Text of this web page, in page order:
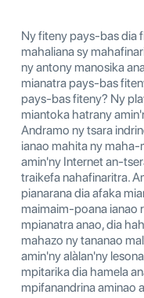
Ny fiteny pays-bas dia
mahaliana sy
ny antony manosika
mianatra pays-bas
pays-bas fiteny? Ny
miantoka hatrany
Andramo ny tsara
ianao mahita ny
amin'ny Internet an-
traikefa nahafinaritra.
pianarana dia afaka
maimaim-poana ianao
mpianatra anao, dia
mahazo ny tananao
amin'ny alàlan'ny
mpitarika dia hamela
mpifanandrina aminao